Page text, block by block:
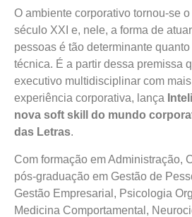
O ambiente corporativo tornou-se
século XXI e, nele, a forma de
pessoas é tão determinante
técnica. É a partir dessa premissa
executivo multidisciplinar com
experiência corporativa, lança
nova soft skill do mundo
das Letras.
Com formação em Administração,
pós-graduação em Gestão de
Gestão Empresarial, Psicologia
Medicina Comportamental,